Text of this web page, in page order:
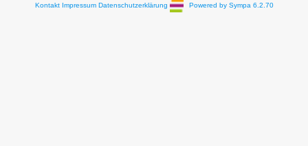
Kontakt Impressum Datenschutzerklärung Powered by Sympa 6.2.70